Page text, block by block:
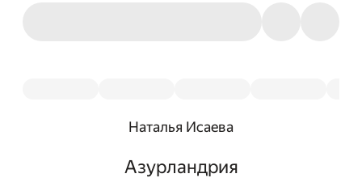
Наталья Исаева
Азурландрия